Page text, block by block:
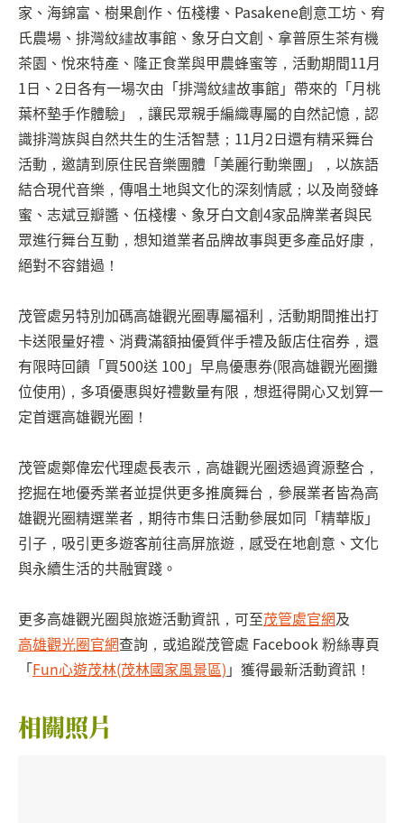
家、海錦富、樹果創作、伍棧樓、Pasakene創意工坊、宥
氏農場、排灣紋繣故事館、象牙白文創、拿普原生茶有機
茶園、悅來特產、隆正食業與甲農蜂蜜等，活動期間11月
1日、2日各有一場次由「排灣紋繣故事館」帶來的「月桃
葉杯墊手作體驗」，讓民眾親手編織專屬的自然記憶，認
識排灣族與自然共生的生活智慧；11月2日還有精采舞台
活動，邀請到原住民音樂團體「美麗行動樂團」，以族語
結合現代音樂，傳唱土地與文化的深刻情感；以及崗發蜂
蜜、志斌豆瓣醬、伍棧樓、象牙白文創4家品牌業者與民
眾進行舞台互動，想知道業者品牌故事與更多產品好康，
絕對不容錯過！
茂管處另特別加碼高雄觀光圈專屬福利，活動期間推出打
卡送限量好禮、消費滿額抽優質伴手禮及飯店住宿券，還
有限時回饋「買500送 100」早鳥優惠券(限高雄觀光圈攤
位使用)，多項優惠與好禮數量有限，想逛得開心又划算一
定首選高雄觀光圈！
茂管處鄭偉宏代理處長表示，高雄觀光圈透過資源整合，
挖掘在地優秀業者並提供更多推廣舞台，參展業者皆為高
雄觀光圈精選業者，期待市集日活動參展如同「精華版」
引子，吸引更多遊客前往高屏旅遊，感受在地創意、文化
與永續生活的共融實踐。
更多高雄觀光圈與旅遊活動資訊，可至茂管處官網及
高雄觀光圈官網查詢，或追蹤茂管處 Facebook 粉絲專頁
「Fun心遊茂林(茂林國家風景區) 」獲得最新活動資訊！
相關照片